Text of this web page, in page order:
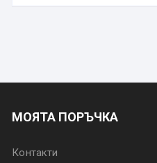
МОЯТА ПОРЪЧКА
Контакти